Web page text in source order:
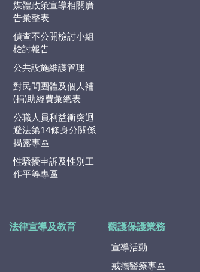
媒體政策宣導相關廣
告彙整表
偵查不公開檢討小組
檢討報告
公共設施維護管理
對民間團體及個人補
(捐)助經費彙總表
公職人員利益衝突迴
避法第14條身分關係
揭露專區
性騷擾申訴及性別工
作平等專區
法律宣導及教育 觀護保護業務
宣導活動
戒癮醫療專區